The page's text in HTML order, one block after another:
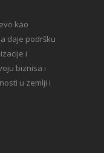
kao
daje podršku
i
biznisa i
u zemlji i